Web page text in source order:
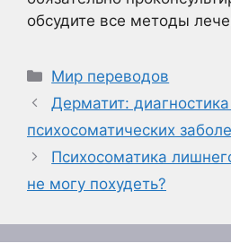
обсудите все методы
Рубрики
Мир переводов
Дерматит:
психосоматических
Психосоматика
не могу похудеть?